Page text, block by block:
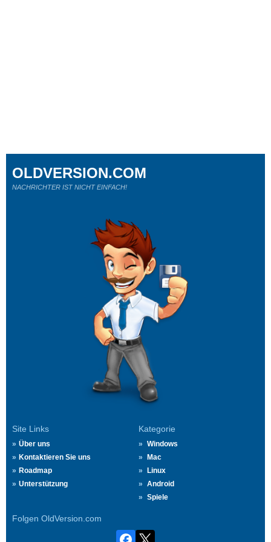
Site Links
Über uns
Kontaktieren Sie uns
Roadmap
Unterstützung
Kategorie
Windows
Mac
Linux
Android
Spiele
Folgen OldVersion.com
OLDVERSION.COM
NACHRICHTER IST NICHT EINFACH!